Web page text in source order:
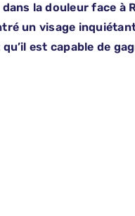
dans la douleur face
un visage
est capable de